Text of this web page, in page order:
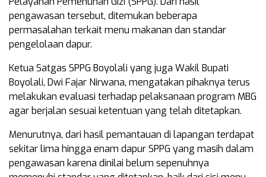
pengawasan tersebut, ditemukan beberapa
permasalahan terkait menu makanan dan standar
pengelolaan dapur.
Ketua Satgas SPPG Boyolali yang juga Wakil Bupati
Boyolali, Dwi Fajar Nirwana, mengatakan pihaknya terus
melakukan evaluasi terhadap pelaksanaan program MBG
agar berjalan sesuai ketentuan yang telah ditetapkan.
Menurutnya, dari hasil pemantauan di lapangan terdapat
sekitar lima hingga enam dapur SPPG yang masih dalam
pengawasan karena dinilai belum sepenuhnya